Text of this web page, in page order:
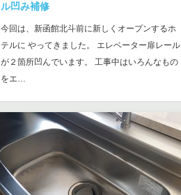
ル凹み補修
今回は、新函館北斗前に新しくオープンするホ
テルに やってきました。 エレベーター扉レール
が２箇所凹んでいます。 工事中はいろんなもの
をエ…